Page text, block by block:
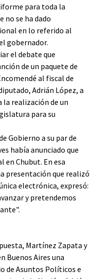
para toda la
no se ha dado
en lo referido al
gobernador.
el debate que
de un paquete de
al fiscal de
Adrián López, a
realización de un
para su
Gobierno a su par de
había anunciado que
en Chubut. En esa
presentación que realizó
electrónica, expresó:
y pretendemos
Martínez Zapata y
Buenos Aires una
de Asuntos Políticos e